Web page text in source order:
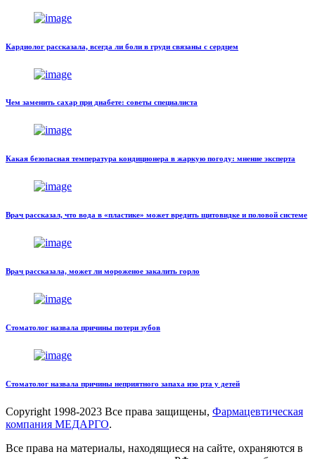
Кардиолог рассказала, всегда ли боли в груди связаны с сердцем
Чем заменить сахар при диабете: советы специалиста
Какая безопасная температура кондиционера в жаркую погоду: мнение эксперта
Врач рассказал, что вода в «пластике» может вредить щитовидке и половой системе
Врач рассказала, может ли мороженое закалить горло
Стоматолог назвала причины потери зубов
Стоматолог назвала причины неприятного запаха изо рта у детей
Copyright 1998-2023 Все права защищены, Фармацевтическая
компания МЕДАРГО.
Все права на материалы, находящиеся на сайте, охраняются в